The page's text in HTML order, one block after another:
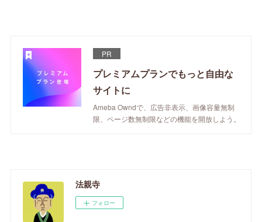
PR
プレミアムプランでもっと自由な
サイトに
Ameba Owndで、広告非表示、画像容量無制
限、ページ数無制限などの機能を開放しよう。
法親寺
フォロー